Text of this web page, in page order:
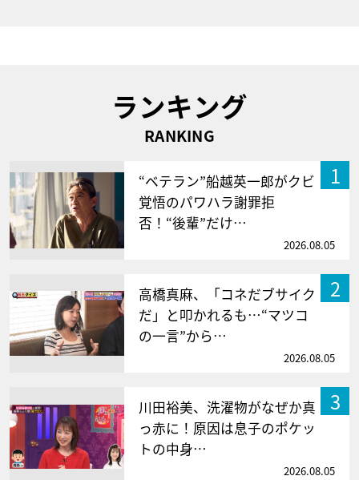
ランキング
RANKING
1
“ベテラン”船越英一郎がクビ
覚悟のパワハラ謝罪拒
否！“後輩”だけ…
2026.08.05
2
高橋真麻、「コネだブサイク
だ」と叩かれるも…“マツコ
の一言”から…
2026.08.05
3
川田裕美、洗濯物がなぜか真
っ赤に！原因は息子のポケッ
トの中身…
2026.08.05